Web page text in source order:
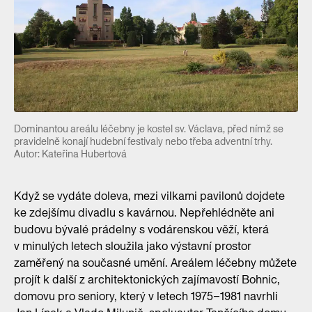
Dominantou areálu léčebny je kostel sv. Václava, před nímž se
pravidelně konají hudební festivaly nebo třeba adventní trhy.
Autor: Kateřina Hubertová
Když se vydáte doleva, mezi vilkami pavilonů dojdete
ke zdejšímu divadlu s kavárnou. Nepřehlédněte ani
budovu bývalé prádelny s vodárenskou věží, která
v minulých letech sloužila jako výstavní prostor
zaměřený na současné umění. Areálem léčebny můžete
projít k další z architektonických zajímavostí Bohnic,
domovu pro seniory, který v letech 1975–1981 navrhli